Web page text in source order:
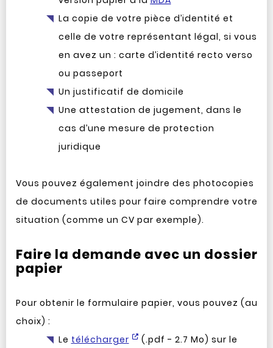
La copie de votre pièce d’identité et
celle de votre représentant légal, si vous
en avez un : carte d’identité recto verso
ou passeport
Un justificatif de domicile
Une attestation de jugement, dans le
cas d’une mesure de protection
juridique
Vous pouvez également joindre des photocopies
de documents utiles pour faire comprendre votre
situation (comme un CV par exemple).
Faire la demande avec un dossier
papier
Pour obtenir le formulaire papier, vous pouvez (au
choix) :
Le télécharger
(.pdf - 2.7 Mo) sur le